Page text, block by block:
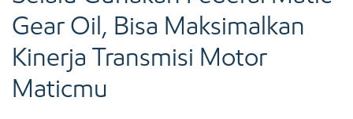
Gear Oil, Bisa Maksimalkan
Kinerja Transmisi Motor
Maticmu